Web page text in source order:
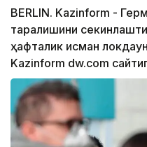
BERLIN. Kazinform -
тарқалишини
ҳафталик қисман
Kazinform dw.com